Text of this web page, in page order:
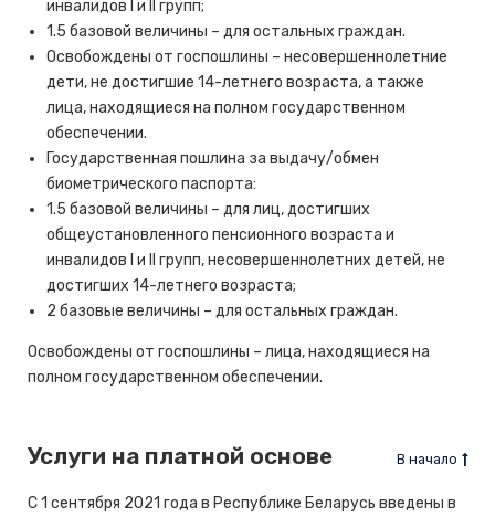
инвалидов I и II групп;
1.5 базовой величины – для остальных граждан.
Освобождены от госпошлины – несовершеннолетние
дети, не достигшие 14-летнего возраста, а также
лица, находящиеся на полном государственном
обеспечении.
Государственная пошлина за выдачу/обмен
биометрического паспорта:
1.5 базовой величины – для лиц, достигших
общеустановленного пенсионного возраста и
инвалидов I и II групп, несовершеннолетних детей, не
достигших 14-летнего возраста;
2 базовые величины – для остальных граждан.
Освобождены от госпошлины – лица, находящиеся на
полном государственном обеспечении.
Услуги на платной основе В начало
С 1 сентября 2021 года в Республике Беларусь введены в